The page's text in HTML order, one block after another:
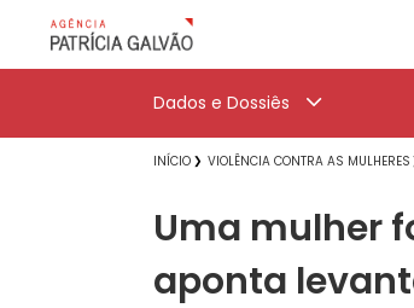
Dados e Dossiês
INÍCIO VIOLÊNCIA CONTRA AS MULHERES
Uma mulher
aponta